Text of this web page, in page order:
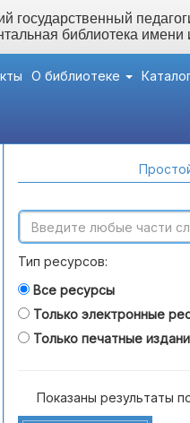
государственный
библиотека
О библиотеке
Тип ресурсов:
Все ресурсы
Только электронные
Только печатные
Показаны результаты